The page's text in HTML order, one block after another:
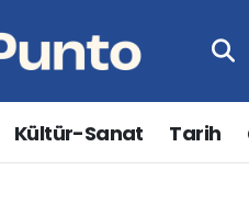
Kültür-Sanat Tarih